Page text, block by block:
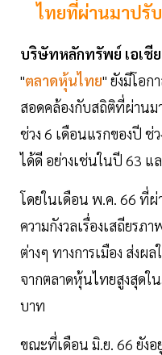
ไทยที่ผ่านมาปรั
บริษัทหลักทรัพย์ เอเชี
"ตลาดหุ้นไทย" ยังมีโอก
สอดคล้องกับสถิติที่ผ่านม
ช่วง 6 เดือนแรกของปี ช่
ได้ดี อย่างเช่นในปี 63 แ
โดยในเดือน พ.ค. 66 ที่
ความกังวลเรื่องเสถียรภ
ต่างๆ ทางการเมือง ส่งผล
จากตลาดหุ้นไทยสูงสุดใ
บาท
ขณะที่เดือน มิ.ย. 66 ยังอ